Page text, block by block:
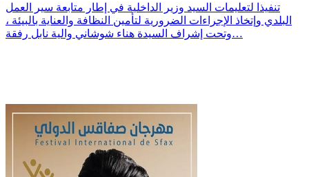
تنفيذا لتعليمات السيد وزير الداخلية في إطار متابعة سير العمل
البلدي وإتخاذ الإجراءات الضرورية لتأمين النظافة والعناية بالبيئة ،
وتحت إشراف السيدة هناء شوشاني والية نابل رفقة…